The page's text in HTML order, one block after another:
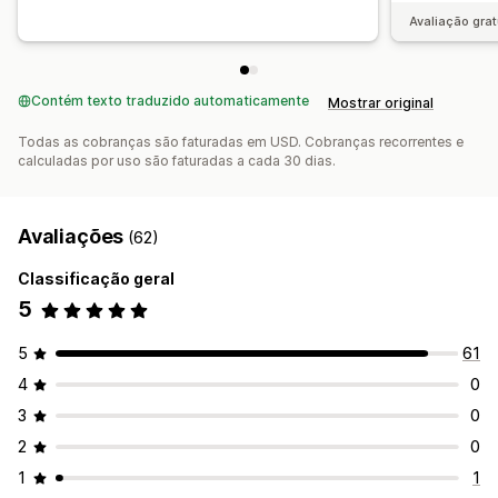
Relatórios de várias lojas Valores de referência
Exportação de dados
Análise histórica Previsão Agendamento de relatório
Avaliação
Contém texto traduzido automaticamente Mostrar original
Todas as cobranças são faturadas em USD. Cobranças recorrentes e
calculadas por uso são faturadas a cada 30 dias.
Avaliações (62)
Classificação geral
5
5
61
4
0
3
0
2
0
1
1